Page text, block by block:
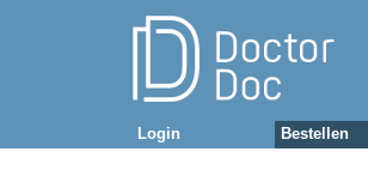
Login Bestellen